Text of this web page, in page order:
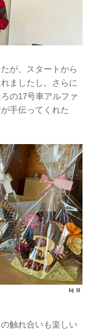
が、スタートから
ましたし。さらに
の17号車アルファ
手伝ってくれた
触れ合いも楽しい